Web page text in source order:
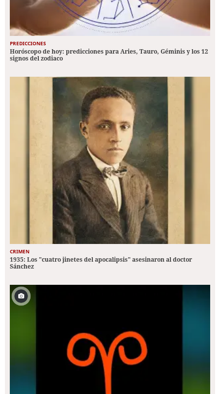
PREDICCIONES
Horóscopo de hoy: predicciones para Aries, Tauro, Géminis y los 12
signos del zodiaco
CRIMEN
1935: Los "cuatro jinetes del apocalipsis" asesinaron al doctor
Sánchez